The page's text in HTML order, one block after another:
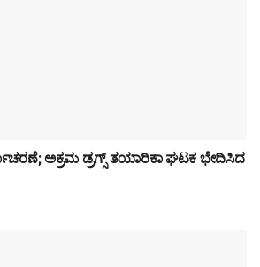
ಅಕ್ರಮ ಡ್ರಗ್ಸ್ ತಯಾರಿಕಾ ಘಟಕ ಭೇದಿಸಿದ